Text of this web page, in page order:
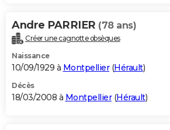
Andre PARRIER (78 ans)
Créer une cagnotte obsèques
Naissance
10/09/1929 à Montpellier(Hérault)
Décès
18/03/2008 à Montpellier(Hérault)